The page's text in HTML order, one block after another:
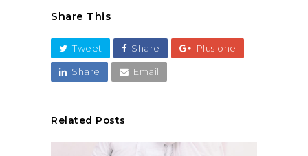
Share This
Tweet Share Plus one
Share Email
Related Posts